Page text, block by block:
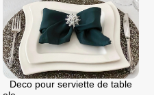
Deco pour serviette de table